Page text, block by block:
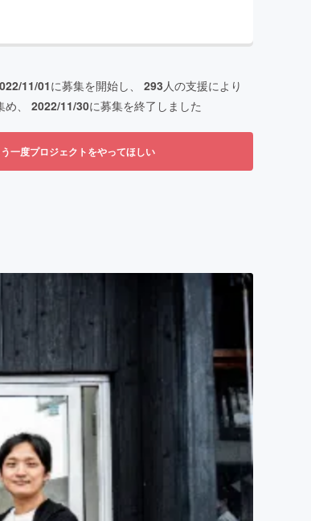
11/01に募集を開始し、 293人の支援により
、 2022/11/30に募集を終了しました
一度プロジェクトをやってほしい